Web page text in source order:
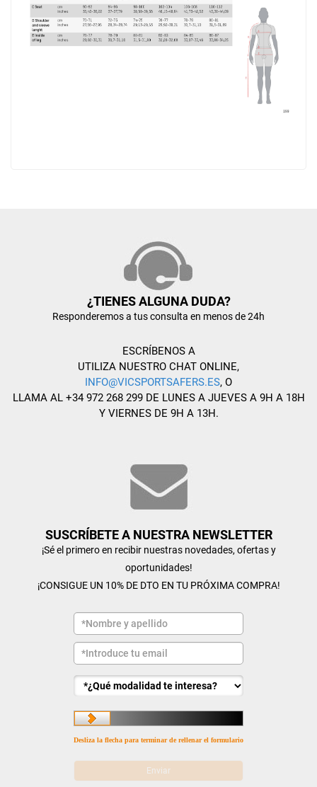
¿TIENES ALGUNA DUDA?
Responderemos a tus consulta en menos de 24h
ESCRÍBENOS A
UTILIZA NUESTRO CHAT ONLINE,
INFO@VICSPORTSAFERS.ES, O
LLAMA AL +34 972 268 299 DE LUNES A JUEVES A 9H A 18H
Y VIERNES DE 9H A 13H.
SUSCRÍBETE A NUESTRA NEWSLETTER
¡Sé el primero en recibir nuestras novedades, ofertas y
oportunidades!
¡CONSIGUE UN 10% DE DTO EN TU PRÓXIMA COMPRA!
Desliza la flecha para terminar de rellenar el formulario